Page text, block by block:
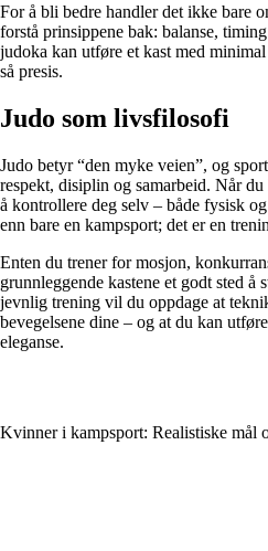
For å bli bedre handler det ikke bare
forstå prinsippene bak: balanse,
judoka kan utføre et kast med
så presis.
Judo som livsfilosofi
Judo betyr “den myke veien”, og
respekt, disiplin og samarbeid. Når
å kontrollere deg selv – både fysisk
enn bare en kampsport; det er en
Enten du trener for mosjon,
grunnleggende kastene et godt sted å
jevnlig trening vil du oppdage at
bevegelsene dine – og at du kan
eleganse.
Kvinner i kampsport: Realistiske mål